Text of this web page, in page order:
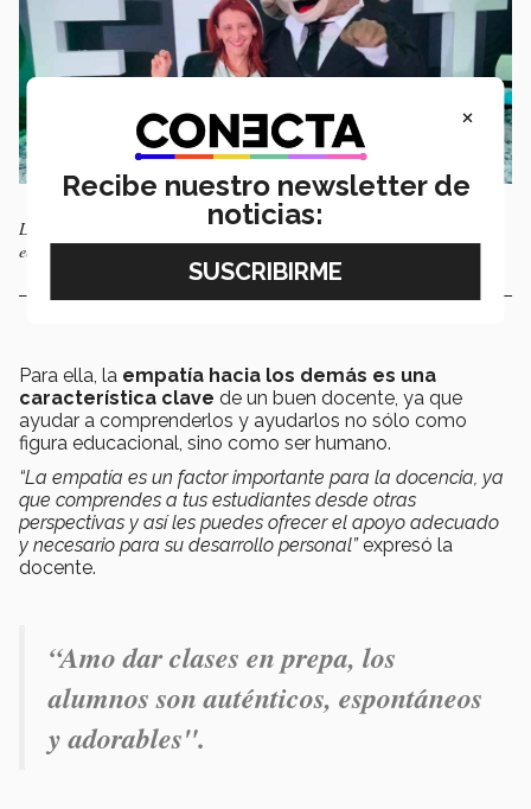
La docente Von Nacher siempre refrenda su compromiso con la
educación. Foto: Cortesía Deborah Von Nacher
Para ella, la empatía hacia los demás es una
característica clave de un buen docente, ya que
ayudar a comprenderlos y ayudarlos no sólo como
figura educacional, sino como ser humano.
“La empatía es un factor importante para la docencia, ya
que comprendes a tus estudiantes desde otras
perspectivas y así les puedes ofrecer el apoyo adecuado
y necesario para su desarrollo personal”expresó la
docente.
“Amo dar clases en prepa, los
alumnos son auténticos, espontáneos
y adorables".
×
Recibe nuestro newsletter de
noticias: